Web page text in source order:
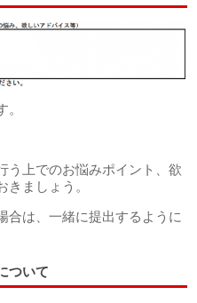
う上でのお悩みポイント、欲
きましょう。
合は、一緒に提出するように
ついて